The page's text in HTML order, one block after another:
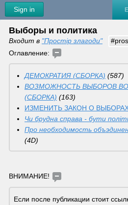
Sign in
Выборы и политика
Входит в "Простір злагоди"
Оглавление:
ДЕМОКРАТИЯ (СБОРКА) (587)
ВОЗМОЖНОСТЬ ВЫБОРОВ
(СБОРКА) (163)
ИЗМЕНИТЬ ЗАКОН О ВЫБОРАХ
Чи брудна справа - бути
Про необходимость
(4D)
ВНИМАНИЕ!
Если после публикации стоит